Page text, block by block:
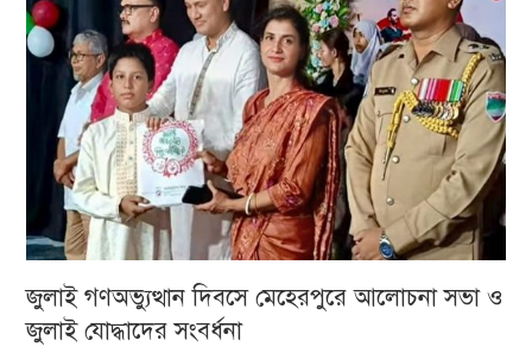
জুলাই গণঅভ্যুত্থান দিবসে মেহেরপুরে আলোচনা সভা ও
জুলাই যোদ্ধাদের সংবর্ধনা